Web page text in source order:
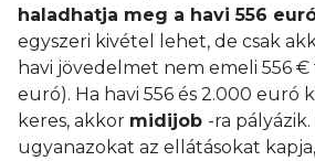
haladhatja meg a havi 556
egyszeri kivétel lehet, de csak
havi jövedelmet nem emeli 556 €
euró). Ha havi 556 és 2.000 euró
keres, akkor midijob -ra
ugyanazokat az ellátásokat